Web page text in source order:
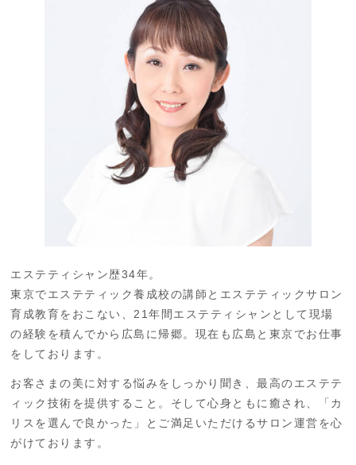
エステティシャン歴34年。
東京でエステティック養成校の講師とエステティックサロン
育成教育をおこない、21年間エステティシャンとして現場
の経験を積んでから広島に帰郷。現在も広島と東京でお仕事
をしております。
お客さまの美に対する悩みをしっかり聞き、最高のエステテ
ィック技術を提供すること。そして心身ともに癒され、「カ
リスを選んで良かった」とご満足いただけるサロン運営を心
がけております。